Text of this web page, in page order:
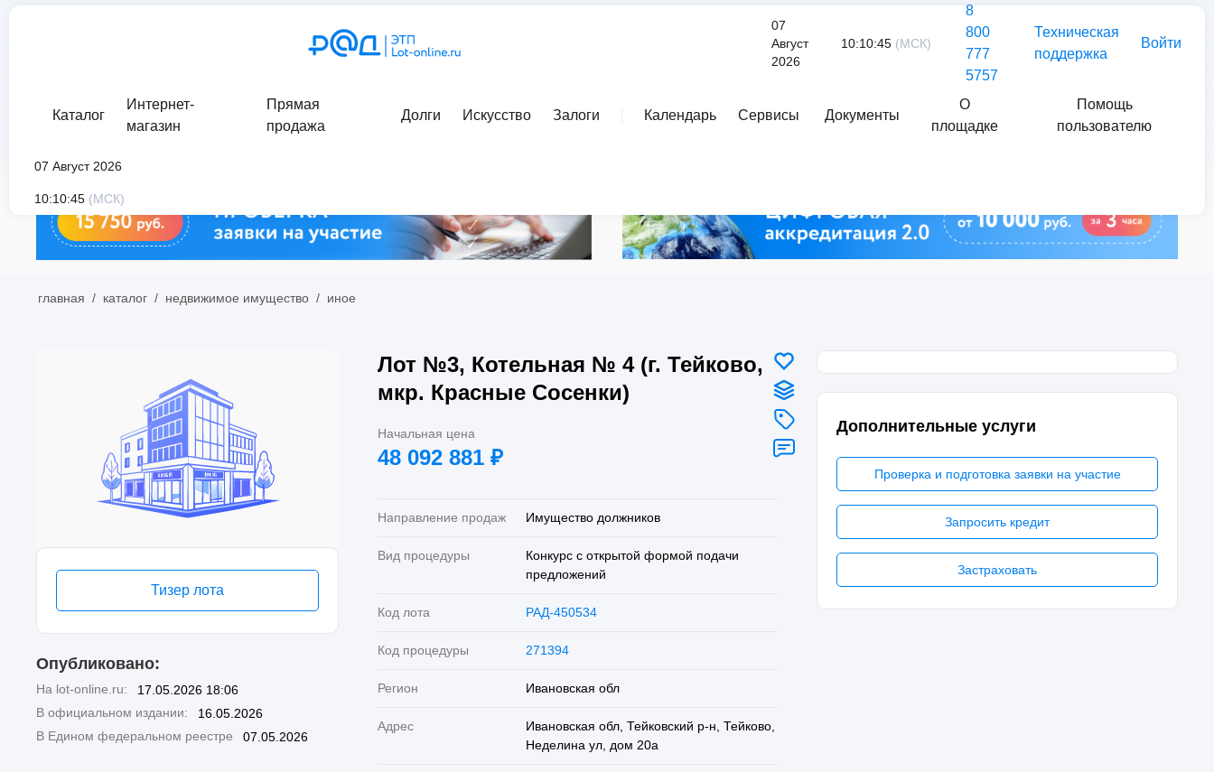
07
Август
2026
10:10:45 (МСК)
8
800
777
5757
Техническая
поддержка
Войти
Каталог
Интернет-
магазин
Прямая
продажа
Долги Искусство Залоги Календарь Сервисы Документы
О
площадке
Помощь
пользователю
07 Август 2026
10:10:45 (МСК)
главная / каталог / недвижимое имущество / иное
Дополнительные услуги
Проверка и подготовка заявки на участие
Запросить кредит
Застраховать
Тизер лота
Опубликовано:
На lot-online.ru:
17.05.2026 18:06
В официальном издании:
16.05.2026
В Едином федеральном реестре
07.05.2026
Лот №3, Котельная № 4 (г. Тейково,
мкр. Красные Сосенки)
Начальная цена
48 092 881 ₽
Направление продаж Имущество должников
Вид процедуры
Конкурс с открытой формой подачи
предложений
Код лота РАД-450534
Код процедуры 271394
Регион Ивановская обл
Адрес
Ивановская обл, Тейковский р-н, Тейково,
Неделина ул, дом 20а